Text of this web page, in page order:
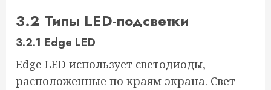
3.2 Типы LED-подсветки
3.2.1 Edge LED
Edge LED использует светодиоды,
расположенные по краям экрана. Свет